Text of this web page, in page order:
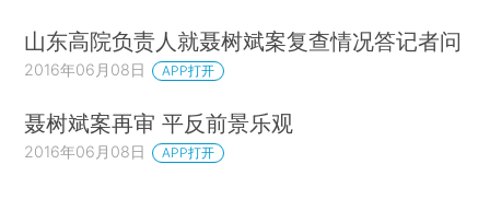
山东高院负责人就聂树斌案复查情况答记者问
2016年06月08日 APP打开
聂树斌案再审 平反前景乐观
2016年06月08日 APP打开